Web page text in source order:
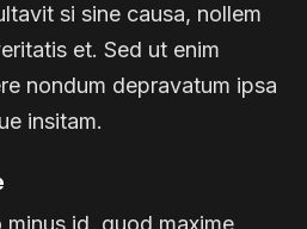
si sine causa, nollem
et. Sed ut enim
nondum depravatum ipsa
insitam.
id, quod maxime